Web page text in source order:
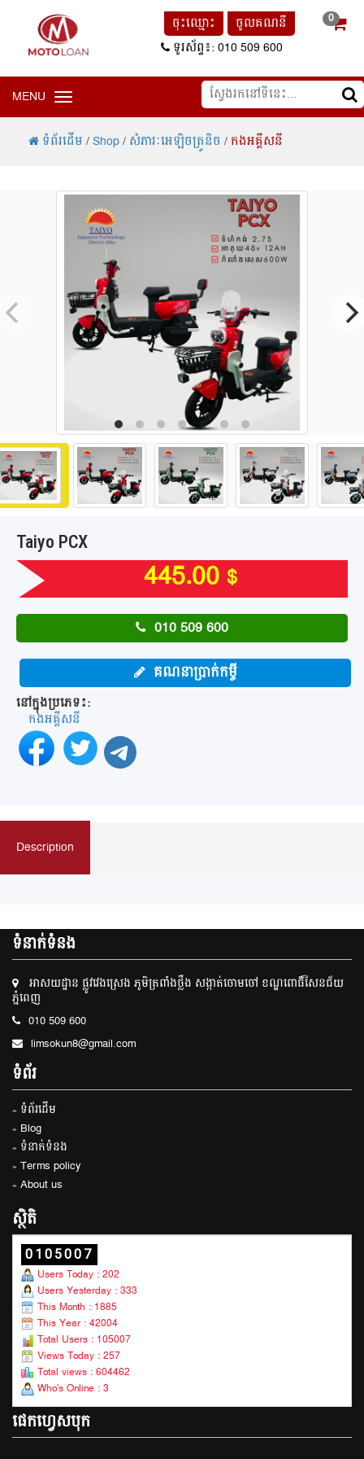
ចូលគណនី
ចុះឈ្មោះ
ទូរស័ព្ទ៖: 010 509 600
0
MENU Toggle navigation
ទំព័រដើម/Shop/សំភារៈអេឡិចត្រូនិច/កងអគី្គសនី
Taiyo PCX
445.00 $
010 509 600
គណនាប្រាក់កម្ចី
នៅក្នុងប្រភេទ៖:
កងអគី្គសនី
Description
ទំនាក់ទំនង
អាសយដ្ឋាន ផ្លូវវេងស្រេង ភូមិត្រពាំងថ្លឹង សង្កាត់ចោមចៅ ខណ្ឌពោធិ៍សែនជ័យ
ភ្នំពេញ
010 509 600
limsokun8@gmail.com
ទំព័រ
» ទំព័រដើម
» Blog
» ទំនាក់ទំនង
» Terms policy
» About us
ស្ថិតិ
0105007
Users Today : 202
Users Yesterday : 333
This Month : 1885
This Year : 42004
Total Users : 105007
Views Today : 257
Total views : 604462
Who's Online : 3
ផេកហ្វេសបុក